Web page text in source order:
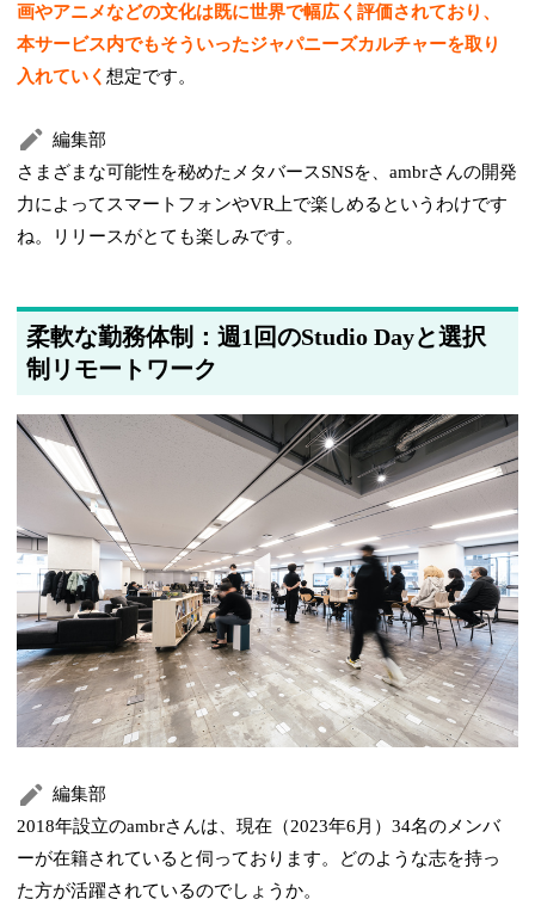
画やアニメなどの文化は既に世界で幅広く評価されており、
本サービス内でもそういったジャパニーズカルチャーを取り
入れていく想定です。
編集部
さまざまな可能性を秘めたメタバースSNSを、ambrさんの開発
力によってスマートフォンやVR上で楽しめるというわけです
ね。リリースがとても楽しみです。
柔軟な勤務体制：週1回のStudio Dayと選択
制リモートワーク
編集部
2018年設立のambrさんは、現在（2023年6月）34名のメンバ
ーが在籍されていると伺っております。どのような志を持っ
た方が活躍されているのでしょうか。